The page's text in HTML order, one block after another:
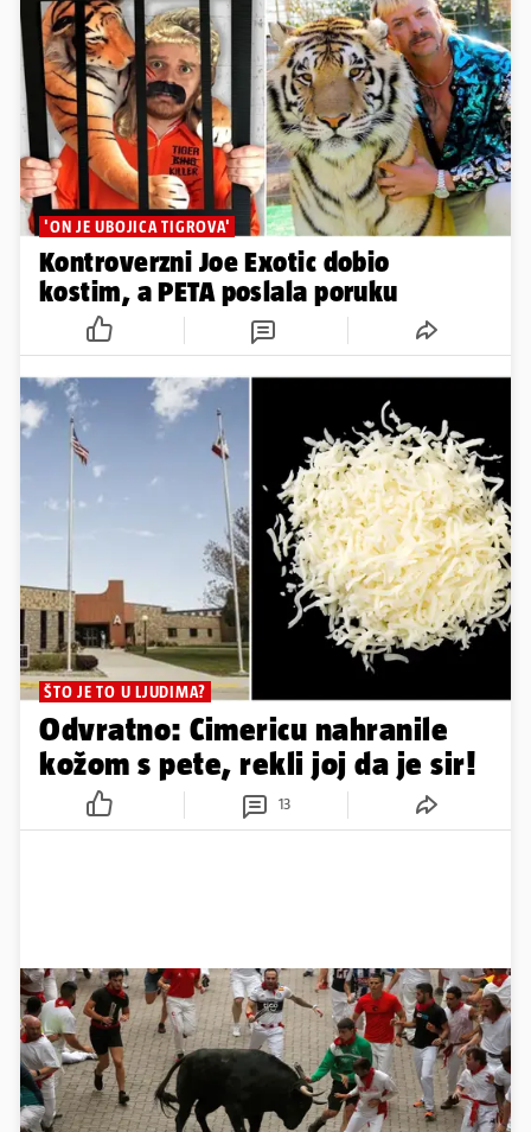
'ON JE UBOJICA TIGROVA'
Kontroverzni Joe Exotic dobio
kostim, a PETA poslala poruku
ŠTO JE TO U LJUDIMA?
Odvratno: Cimericu nahranile
kožom s pete, rekli joj da je sir!
13